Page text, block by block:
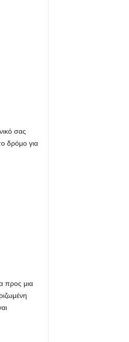
σας
δρόμο για
προς μια